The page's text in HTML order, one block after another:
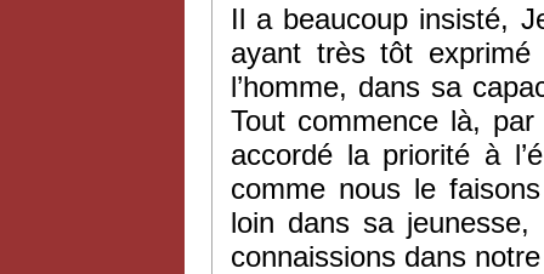
Il a beaucoup insisté,
ayant très tôt exprimé
l’homme, dans sa
Tout commence là,
accordé la priorité à
comme nous le
loin dans sa jeunesse,
connaissions dans